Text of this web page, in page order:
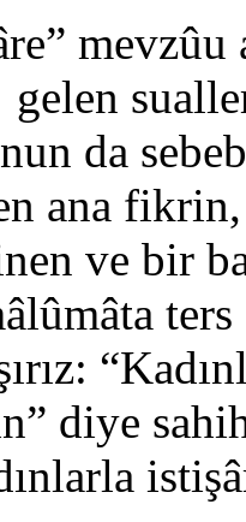
mevzûu
da
ana
ve bir
diye